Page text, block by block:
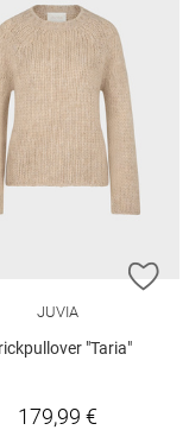
HINZUFÜGEN
JUVIA
"Taria"
179,99 €